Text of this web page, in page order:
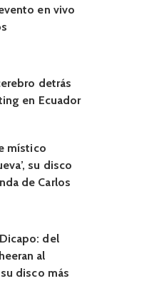
en vivo
detrás
en Ecuador
místico
su disco
de Carlos
del
al
disco más